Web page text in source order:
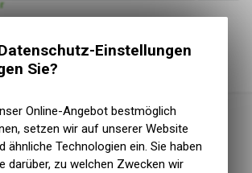
Einstellungen
Sie?
Online-Angebot bestmöglich
setzen wir auf unserer Website
ähnliche Technologien ein. Sie haben
darüber, zu welchen Zwecken wir